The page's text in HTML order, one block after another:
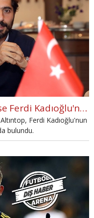
Hamit Altıntop: 'Karar verirse Ferdi Kadıoğlu'nu isteriz'
Ferdi Kadıoğlu'nun
bulundu.